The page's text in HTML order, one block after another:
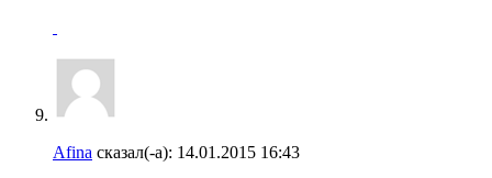
Afina сказал(-а): 14.01.2015 16:43